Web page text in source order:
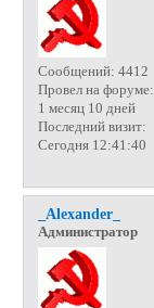
Сообщений: 4412
Провел на форуме:
1 месяц 10 дней
Последний визит:
Сегодня 12:41:40
_Alexander_
Администратор